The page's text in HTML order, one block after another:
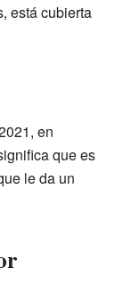
está cubierta
en
que es
le da un